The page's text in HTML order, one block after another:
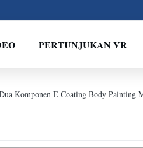
PERTUNJUKAN VR
Komponen E Coating Body Painting